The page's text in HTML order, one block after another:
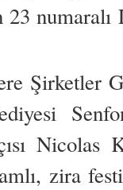
23
Şirketler
Nicolas
zira